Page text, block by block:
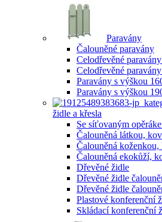
Paravány
Čalouněné paravány
Celodřevěné
Celodřevěné
Paravány s výškou
Paravány s výškou
židle a křesla
Se síťovaným
Čalouněná látkou,
Čalouněná koženkou,
Čalouněná ekokůží,
Dřevěné židle
Dřevěné židle
Dřevěné židle
Plastové konferenční
Skládací konferenční